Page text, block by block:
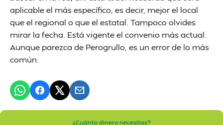
aplicable el más específico, es decir, mejor el local
que el regional o que el estatal. Tampoco olvides
mirar la fecha. Está vigente el convenio más actual.
Aunque parezca de Perogrullo, es un error de lo más
común.
¿Cuánto dinero necesitas?